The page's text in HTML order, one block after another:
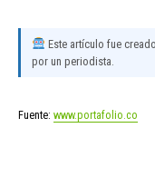
Este artículo fue
por un periodista.
Fuente: www.portafolio.co